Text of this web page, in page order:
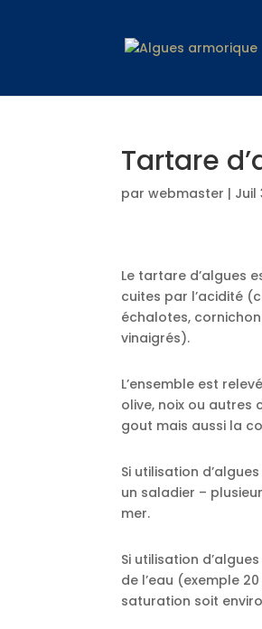
Tartare
parwebmaster | Juil
Le tartare d’algues
cuites par l’acidité
échalotes,
vinaigrés).
L’ensemble est
olive, noix ou autres
gout mais aussi la
Si utilisation
un saladier –
mer.
Si utilisation
de l’eau (exemple
saturation soit